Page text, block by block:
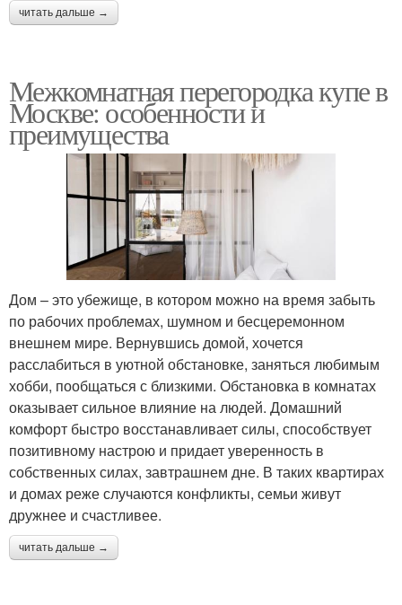
читать дальше →
Межкомнатная перегородка купе в
Москве: особенности и
преимущества
Дом – это убежище, в котором можно на время забыть
по рабочих проблемах, шумном и бесцеремонном
внешнем мире. Вернувшись домой, хочется
расслабиться в уютной обстановке, заняться любимым
хобби, пообщаться с близкими. Обстановка в комнатах
оказывает сильное влияние на людей. Домашний
комфорт быстро восстанавливает силы, способствует
позитивному настрою и придает уверенность в
собственных силах, завтрашнем дне. В таких квартирах
и домах реже случаются конфликты, семьи живут
дружнее и счастливее.
читать дальше →